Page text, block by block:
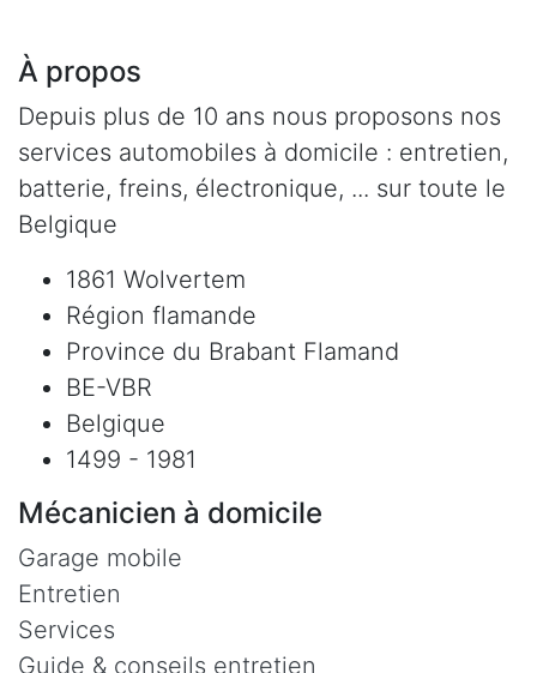
À propos
Depuis plus de 10 ans nous proposons nos
services automobiles à domicile : entretien,
batterie, freins, électronique, ... sur toute le
Belgique
1861 Wolvertem
Région flamande
Province du Brabant Flamand
BE-VBR
Belgique
1499 - 1981
Mécanicien à domicile
Garage mobile
Entretien
Services
Guide & conseils entretien